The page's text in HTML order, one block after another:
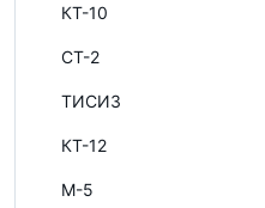
КТ-10
СТ-2
ТИСИЗ
КТ-12
М-5